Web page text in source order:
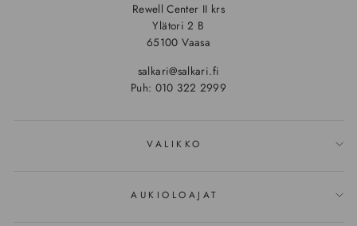
Rewell Center II krs
Ylätori 2 B
65100 Vaasa
salkari@salkari.fi
Puh: 010 322 2999
VALIKKO
AUKIOLOAJAT